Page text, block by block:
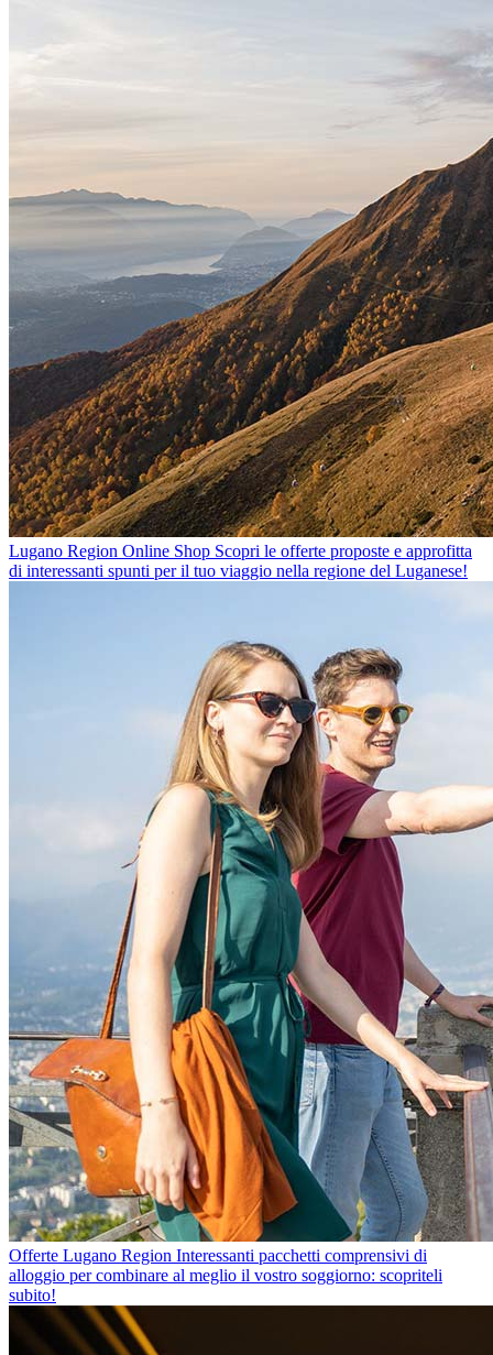
Lugano Region Online Shop Scopri le offerte proposte e approfitta
di interessanti spunti per il tuo viaggio nella regione del Luganese!
Offerte Lugano Region Interessanti pacchetti comprensivi di
alloggio per combinare al meglio il vostro soggiorno: scopriteli
subito!